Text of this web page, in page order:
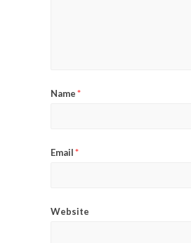
Name*
Email*
Website